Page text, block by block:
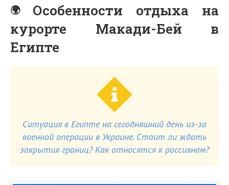
Особенности отдыха на
курорте Макади-Бей в
Египте
Ситуация в Египте на сегодняшний день из-за
военной операции в Украине. Стоит ли ждать
закрытия границ? Как относятся к россиянам?